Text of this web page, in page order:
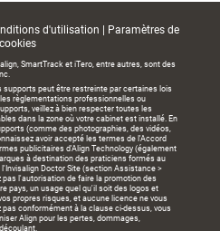
d'utilisation
Paramètres de
cookies
SmartTrack et iTero, entre autres, sont des
supports peut être restreinte par certaines lois
règlementations professionnelles ou
veillez à bien respecter toutes les
dans la zone où votre cabinet est installé. En
(comme des photographies, des vidéos,
avoir accepté les termes de l'Accord
publicitaires d'Align Technology (également
à destination des praticiens formés au
Doctor Site (section Assistance >
pas l'autorisation de faire la promotion des
pays, un usage quel qu'il soit des logos et
propres risques, et aucune licence ne vous
conformément à la clause ci-dessus, vous
Align pour les pertes, dommages,